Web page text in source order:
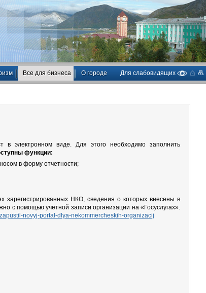
Все для бизнеса О городе Для слабовидящих
электронном виде. Для этого необходимо заполнить
функции:
в форму отчетности;
НКО, сведения о которых внесены в
с помощью учетной записи организации на «Госуслугах».
novyj-portal-dlya-nekommercheskih-organizacij